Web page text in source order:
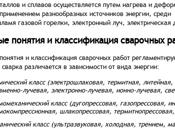
и сплавов осуществляется путем нагрева и
разнообразных источников энергии, среди
газовой горелки, электронный луч, электрическая
понятия и классификация сварочных
и классификация сварочных работ
различается в зависимости от вида энергии:
класс (электрошлаковая, термитная,
лучевая, электронно-лучевая, ионно-лучевая,
класс (дугопрессовая, газопрессовая,
шлакопрессовая,
класс (ультразвуковая, холодная, трением,